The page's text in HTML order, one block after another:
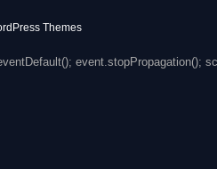
Themes
event.stopPropagation();